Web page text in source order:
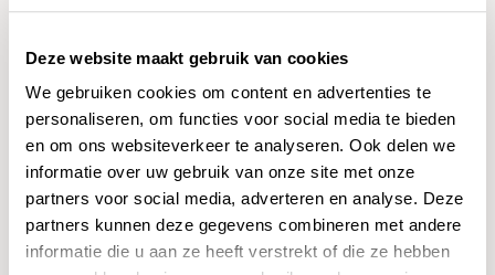
Deze website maakt gebruik van cookies
We gebruiken cookies om content en advertenties te
personaliseren, om functies voor social media te bieden
en om ons websiteverkeer te analyseren. Ook delen we
informatie over uw gebruik van onze site met onze
partners voor social media, adverteren en analyse. Deze
partners kunnen deze gegevens combineren met andere
informatie die u aan ze heeft verstrekt of die ze hebben
gaat als je de algemene voorwaarden van een
beperken.
Correspondeer niet over aansprakelijkheid of
schade voordat je advies hebt ingewonnen van
een specialist. Dit is achteraf niet of erg
moeilijk terug te draaien. Daarnaast weigeren